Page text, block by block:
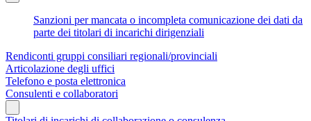
Sanzioni per mancata o incompleta comunicazione dei dati da
parte dei titolari di incarichi dirigenziali
Rendiconti gruppi consiliari regionali/provinciali
Articolazione degli uffici
Telefono e posta elettronica
Consulenti e collaboratori